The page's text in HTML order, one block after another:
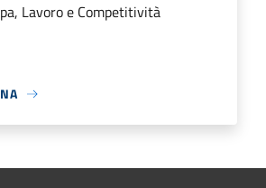
Lavoro e Competitività